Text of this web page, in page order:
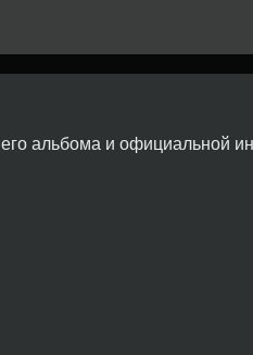
альбома и официальной